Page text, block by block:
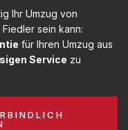
Ihr Umzug von
sein kann:
für Ihren Umzug aus
Service zu